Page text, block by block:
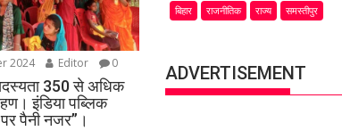
2024 Editor 0
350 से अधिक
इंडिया पब्लिक
पैनी नजर”।
बिहार राजनीतिक राज्य समस्तीपुर
ADVERTISEMENT